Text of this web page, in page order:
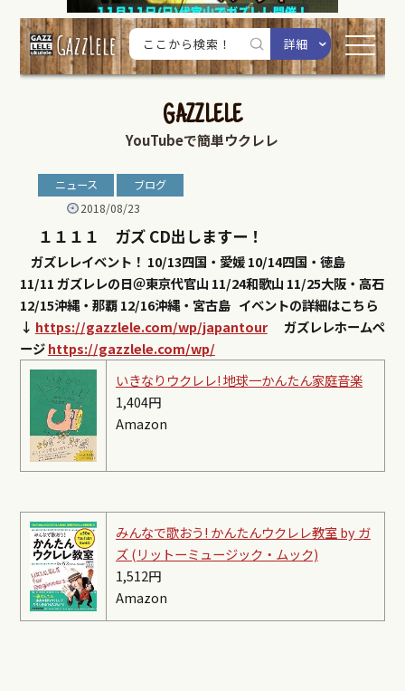
ガズレレイベント！ 10/13四国・愛媛10/14四国・徳島
11/11 ガズレレの日＠東京代官山 11/24和歌山 11/25大阪・高石
12/15沖縄・那覇12/16沖縄・宮古島 イベントの詳細はこちら
↓ https://gazzlele.com/wp/japantour
ガズレレホームペ
ージhttps://gazzlele.com/wp/
いきなりウクレレ! 地球一かんたん家庭音楽
1,404円
Amazon
みんなで歌おう! かんたんウクレレ教室 by ガ
ズ (リットーミュージック・ムック)
1,512円
Amazon